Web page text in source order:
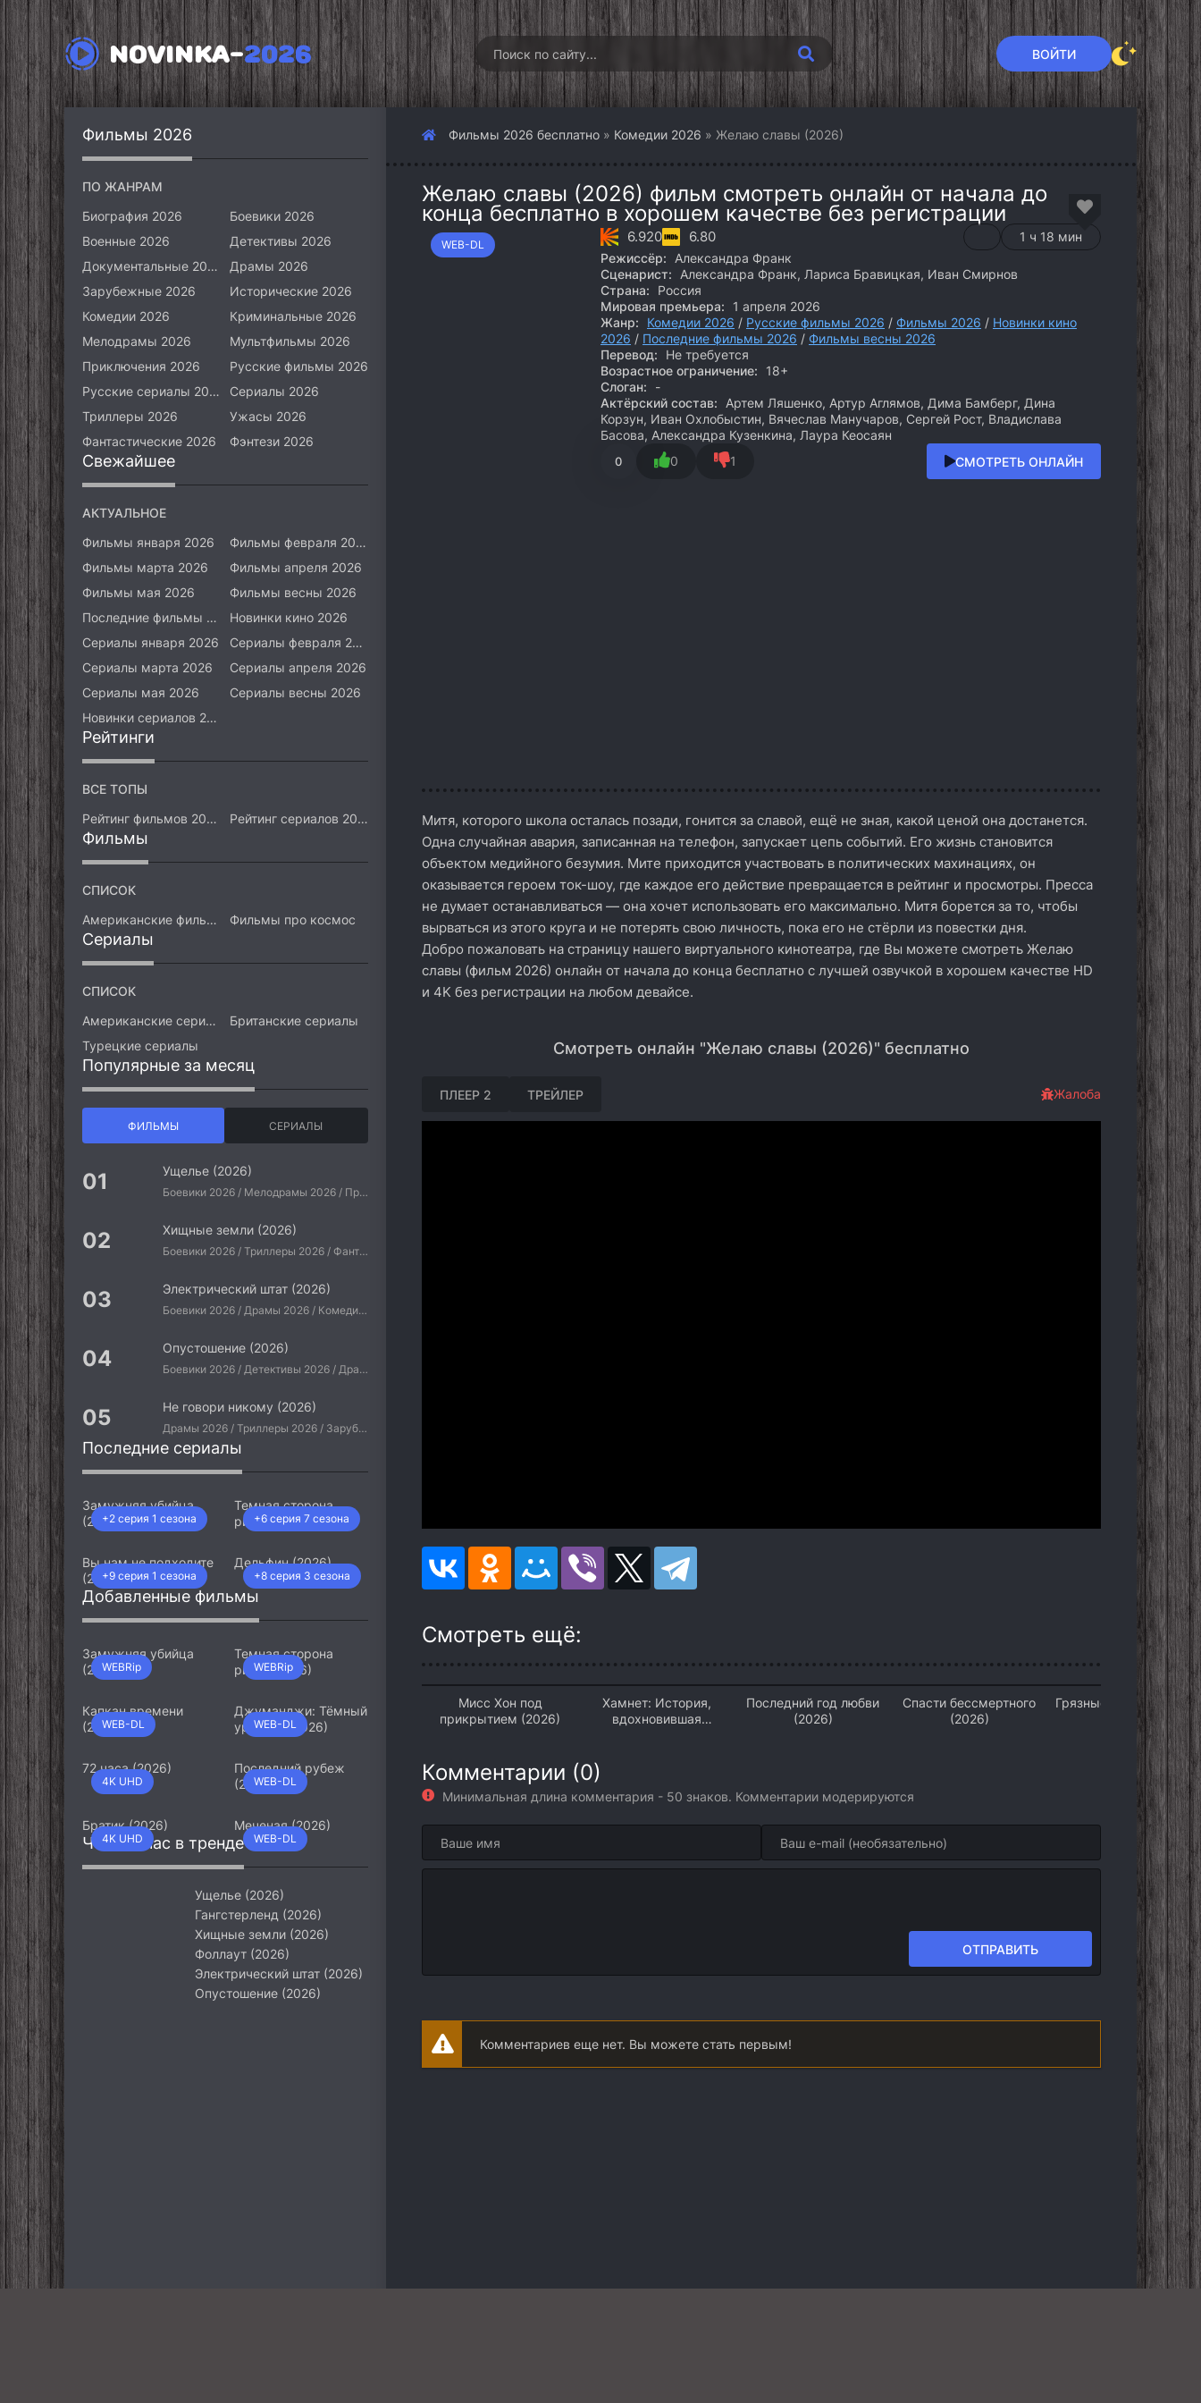
NOVINKA-2026 ВОЙТИ
Фильмы 2026 бесплатно » Комедии 2026 » Желаю славы (2026)
Желаю славы (2026) фильм смотреть онлайн от начала до
конца бесплатно в хорошем качестве без регистрации
WEB-DL 6.920 6.80
1 ч 18 мин
Режиссёр:
Александра Франк
Сценарист:
Александра Франк, Лариса Бравицкая, Иван Смирнов
Страна:
Россия
Мировая премьера:
1 апреля 2026
Жанр:
Комедии 2026 / Русские фильмы 2026 / Фильмы 2026 / Новинки кино
2026 / Последние фильмы 2026 / Фильмы весны 2026
Перевод:
Не требуется
Возрастное ограничение:
18+
Слоган:
-
Актёрский состав:
Артем Ляшенко, Артур Аглямов, Дима Бамберг, Дина
Корзун, Иван Охлобыстин, Вячеслав Манучаров, Сергей Рост, Владислава
Басова, Александра Кузенкина, Лаура Кеосаян
0 0 1 СМОТРЕТЬ ОНЛАЙН
Митя, которого школа осталась позади, гонится за славой, ещё не зная, какой ценой она достанется.
Одна случайная авария, записанная на телефон, запускает цепь событий. Его жизнь становится
объектом медийного безумия. Мите приходится участвовать в политических махинациях, он
оказывается героем ток-шоу, где каждое его действие превращается в рейтинг и просмотры. Пресса
не думает останавливаться — она хочет использовать его максимально. Митя борется за то, чтобы
вырваться из этого круга и не потерять свою личность, пока его не стёрли из повестки дня.
Добро пожаловать на страницу нашего виртуального кинотеатра, где Вы можете смотреть Желаю
славы (фильм 2026) онлайн от начала до конца бесплатно с лучшей озвучкой в хорошем качестве HD
и 4K без регистрации на любом девайсе.
Смотреть онлайн "Желаю славы (2026)" бесплатно
ПЛЕЕР 2 ТРЕЙЛЕР Жалоба
Смотреть ещё:
Мисс Хон под
прикрытием (2026)
Хамнет: История,
вдохновившая
Последний год любви
(2026)
Спасти бессмертного
(2026)
Грязные деньги (2026)
Комментарии (0)
Минимальная длина комментария - 50 знаков. Комментарии модерируются
ОТПРАВИТЬ
Комментариев еще нет. Вы можете стать первым!
Фильмы 2026
ПО ЖАНРАМ
Биография 2026
Боевики 2026
Военные 2026
Детективы 2026
Документальные 2026
Драмы 2026
Зарубежные 2026
Исторические 2026
Комедии 2026
Криминальные 2026
Мелодрамы 2026
Мультфильмы 2026
Приключения 2026
Русские фильмы 2026
Русские сериалы 2026
Сериалы 2026
Триллеры 2026
Ужасы 2026
Фантастические 2026
Фэнтези 2026
Свежайшее
АКТУАЛЬНОЕ
Фильмы января 2026
Фильмы февраля 2026
Фильмы марта 2026
Фильмы апреля 2026
Фильмы мая 2026
Фильмы весны 2026
Последние фильмы 2026
Новинки кино 2026
Сериалы января 2026
Сериалы февраля 2026
Сериалы марта 2026
Сериалы апреля 2026
Сериалы мая 2026
Сериалы весны 2026
Новинки сериалов 2026
Рейтинги
ВСЕ ТОПЫ
Рейтинг фильмов 2026
Рейтинг сериалов 2026
Фильмы
СПИСОК
Американские фильмы
Фильмы про космос
Сериалы
СПИСОК
Американские сериалы
Британские сериалы
Турецкие сериалы
Популярные за месяц
ФИЛЬМЫ СЕРИАЛЫ
Ущелье (2026)
Боевики 2026 / Мелодрамы 2026 / Приключения 2026 / Ужасы 2026 / Фантастические 2026 / Зарубежные фильмы 2026 / Американские фильмы / Фильмы 2026
Хищные земли (2026)
Боевики 2026 / Триллеры 2026 / Фантастические 2026 / Зарубежные фильмы 2026 / Американские фильмы / Фильмы 2026
Электрический штат (2026)
Боевики 2026 / Драмы 2026 / Комедии 2026 / Приключения 2026 / Фантастические 2026 / Зарубежные фильмы 2026 / Американские фильмы / Фильмы 2026
Опустошение (2026)
Боевики 2026 / Детективы 2026 / Драмы 2026 / Криминальные фильмы 2026 / Триллеры 2026 / Зарубежные фильмы 2026 / Американские фильмы / Фильмы 2026
Не говори никому (2026)
Драмы 2026 / Триллеры 2026 / Зарубежные фильмы 2026 / Американские фильмы / Фильмы 2026
Последние сериалы
+2 серия 1 сезона
Замужняя убийца
(2026)
+6 серия 7 сезона
Темная сторона
ринга (2026)
+9 серия 1 сезона
Вы нам не подходите
(2026)
+8 серия 3 сезона
Дельфин (2026)
Добавленные фильмы
WEBRip
Замужняя убийца
(2026)
WEBRip
Темная сторона
ринга (2026)
WEB-DL
Капкан времени
(2026)
WEB-DL
Джуманджи: Тёмный
уровень (2026)
4K UHD
72 часа (2026)
WEB-DL
Последний рубеж
(2026)
4K UHD
Братик (2026)
WEB-DL
Меченая (2026)
Что сейчас в тренде
Ущелье (2026)
Гангстерленд (2026)
Хищные земли (2026)
Фоллаут (2026)
Электрический штат (2026)
Опустошение (2026)